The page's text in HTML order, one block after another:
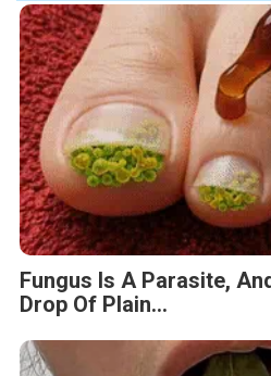
Fungus Is A Parasite,
Drop Of Plain...